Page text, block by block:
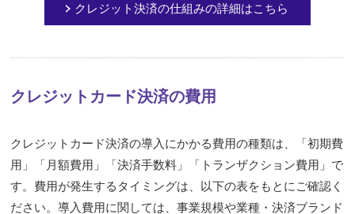
クレジット決済の仕組みの詳細はこちら
クレジットカード決済の費用
クレジットカード決済の導入にかかる費用の種類は、「初期費
用」「月額費用」「決済手数料」「トランザクション費用」で
す。費用が発生するタイミングは、以下の表をもとにご確認く
ださい。導入費用に関しては、事業規模や業種・決済ブランド